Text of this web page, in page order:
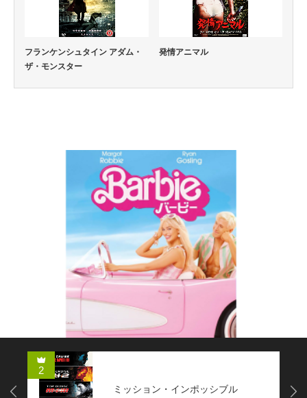
フランケンシュタイン アダム・
ザ・モンスター
発情アニマル
2
ミッション・インポッシブル
Next